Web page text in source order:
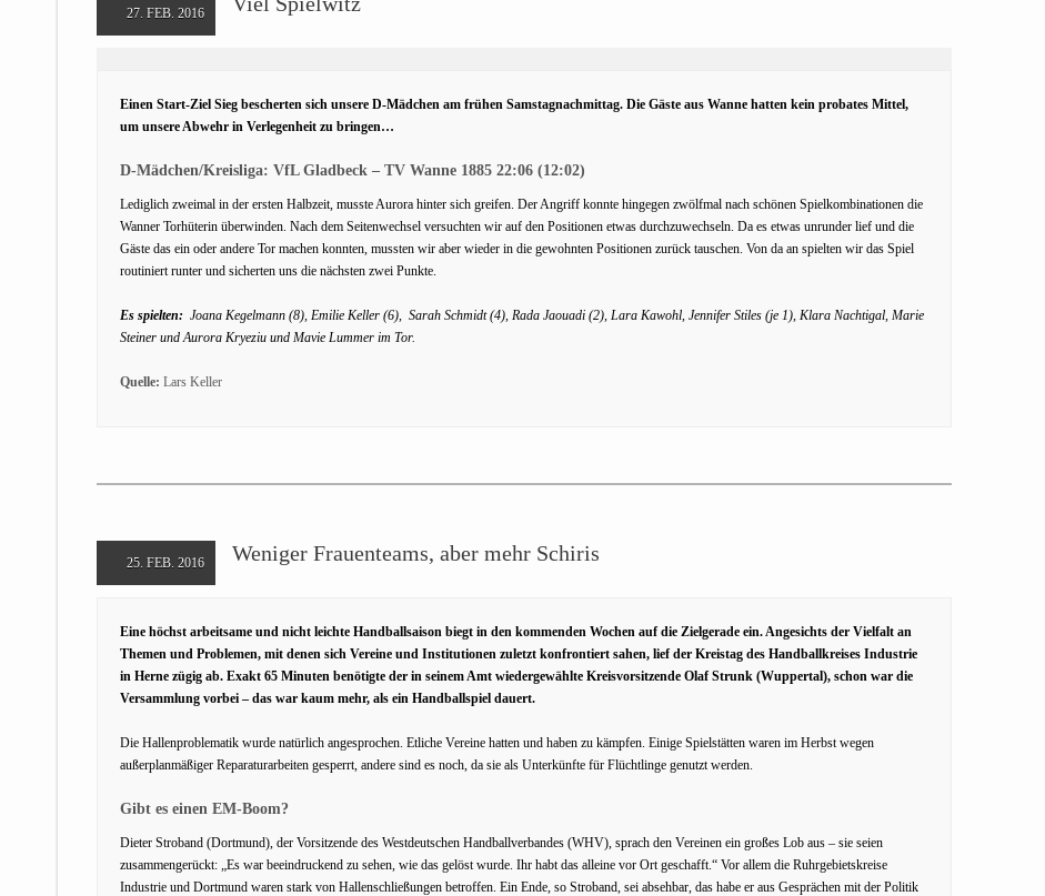
27. FEB. 2016
Einen Start-Ziel Sieg bescherten sich unsere D-Mädchen am frühen Samstagnachmittag. Die Gäste aus Wanne hatten kein probates Mittel,
um unsere Abwehr in Verlegenheit zu bringen…
D-Mädchen/Kreisliga: VfL Gladbeck – TV Wanne 1885 22:06 (12:02)
Lediglich zweimal in der ersten Halbzeit, musste Aurora hinter sich greifen. Der Angriff konnte hingegen zwölfmal nach schönen Spielkombinationen die
Wanner Torhüterin überwinden. Nach dem Seitenwechsel versuchten wir auf den Positionen etwas durchzuwechseln. Da es etwas unrunder lief und die
Gäste das ein oder andere Tor machen konnten, mussten wir aber wieder in die gewohnten Positionen zurück tauschen. Von da an spielten wir das Spiel
routiniert runter und sicherten uns die nächsten zwei Punkte.
Es spielten: Joana Kegelmann (8), Emilie Keller (6), Sarah Schmidt (4), Rada Jaouadi (2), Lara Kawohl, Jennifer Stiles (je 1), Klara Nachtigal, Marie
Steiner und Aurora Kryeziu und Mavie Lummer im Tor.
Quelle: Lars Keller
25. FEB. 2016 Weniger Frauenteams, aber mehr Schiris
Eine höchst arbeitsame und nicht leichte Handballsaison biegt in den kommenden Wochen auf die Zielgerade ein. Angesichts der Vielfalt an
Themen und Problemen, mit denen sich Vereine und Institutionen zuletzt konfrontiert sahen, lief der Kreistag des Handballkreises Industrie
in Herne zügig ab. Exakt 65 Minuten benötigte der in seinem Amt wiedergewählte Kreisvorsitzende Olaf Strunk (Wuppertal), schon war die
Versammlung vorbei – das war kaum mehr, als ein Handballspiel dauert.
Die Hallenproblematik wurde natürlich angesprochen. Etliche Vereine hatten und haben zu kämpfen. Einige Spielstätten waren im Herbst wegen
außerplanmäßiger Reparaturarbeiten gesperrt, andere sind es noch, da sie als Unterkünfte für Flüchtlinge genutzt werden.
Gibt es einen EM-Boom?
Dieter Stroband (Dortmund), der Vorsitzende des Westdeutschen Handballverbandes (WHV), sprach den Vereinen ein großes Lob aus – sie seien
zusammengerückt: „Es war beeindruckend zu sehen, wie das gelöst wurde. Ihr habt das alleine vor Ort geschafft.“ Vor allem die Ruhrgebietskreise
Industrie und Dortmund waren stark von Hallenschließungen betroffen. Ein Ende, so Stroband, sei absehbar, das habe er aus Gesprächen mit der Politik